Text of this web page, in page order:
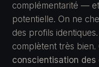
complémentarité —
potentielle. On ne
des profils
complètent très
conscientisation des